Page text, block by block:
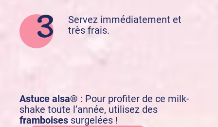
Servez immédiatement et
très frais.
Astuce alsa® : Pour profiter de ce milk-
shake toute l’année, utilisez des
framboises surgelées !